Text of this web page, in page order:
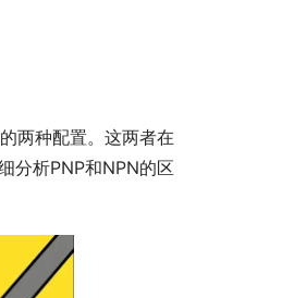
两种配置。这两者在
分析PNP和NPN的区